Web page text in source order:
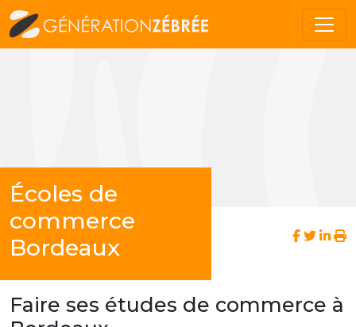
Écoles de
commerce
Bordeaux
Faire ses études de commerce à